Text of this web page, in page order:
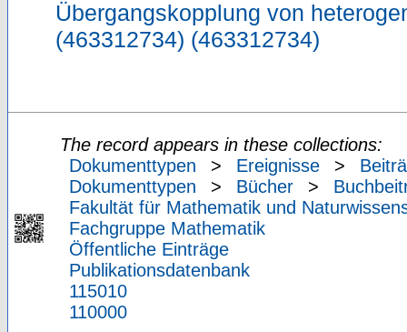
Übergangskopplung von
(463312734) (463312734)
The record appears in these collections:
Dokumenttypen
> Ereignisse >
Dokumenttypen
> Bücher >
Fakultät für Mathematik und
Fachgruppe Mathematik
Öffentliche Einträge
Publikationsdatenbank
115010
110000